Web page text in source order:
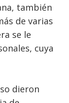
también
de varias
se le
cuya
dieron